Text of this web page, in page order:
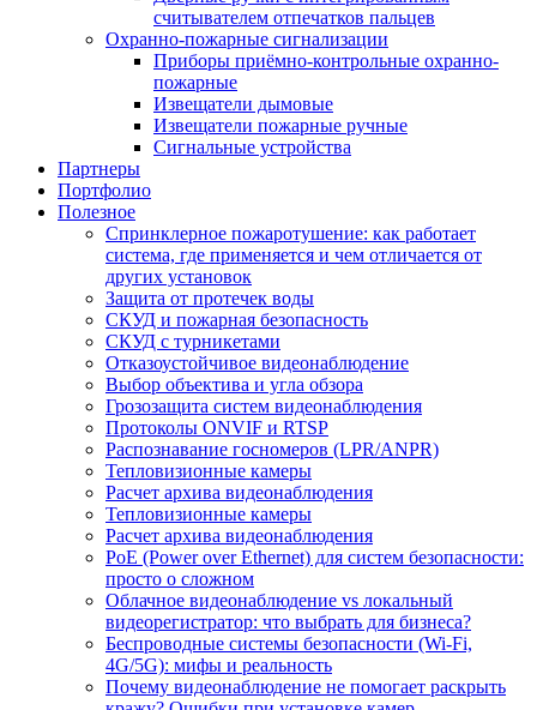
считывателем отпечатков пальцев
Охранно-пожарные сигнализации
Приборы приёмно-контрольные охранно-
пожарные
Извещатели дымовые
Извещатели пожарные ручные
Сигнальные устройства
Партнеры
Портфолио
Полезное
Спринклерное пожаротушение: как работает
система, где применяется и чем отличается от
других установок
Защита от протечек воды
СКУД и пожарная безопасность
СКУД с турникетами
Отказоустойчивое видеонаблюдение
Выбор объектива и угла обзора
Грозозащита систем видеонаблюдения
Протоколы ONVIF и RTSP
Распознавание госномеров (LPR/ANPR)
Тепловизионные камеры
Расчет архива видеонаблюдения
Тепловизионные камеры
Расчет архива видеонаблюдения
PoE (Power over Ethernet) для систем безопасности:
просто о сложном
Облачное видеонаблюдение vs локальный
видеорегистратор: что выбрать для бизнеса?
Беспроводные системы безопасности (Wi-Fi,
4G/5G): мифы и реальность
Почему видеонаблюдение не помогает раскрыть